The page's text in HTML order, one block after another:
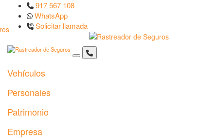
917 567 108
WhatsApp
Solicitar llamada
Vehículos
Personales
Patrimonio
Empresa